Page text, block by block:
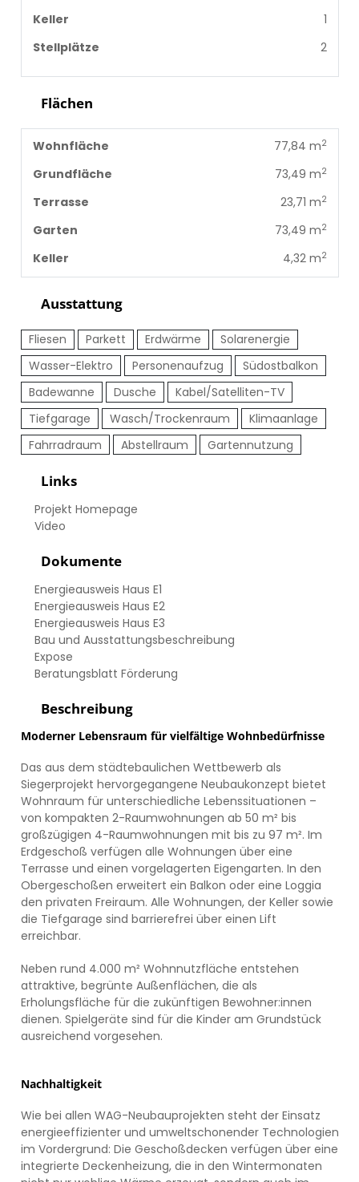
Beschreibung
Moderner Lebensraum für vielfältige Wohnbedürfnisse
Das aus dem städtebaulichen Wettbewerb als
Siegerprojekt hervorgegangene Neubaukonzept bietet
Wohnraum für unterschiedliche Lebenssituationen –
von kompakten 2-Raumwohnungen ab 50 m² bis
großzügigen 4-Raumwohnungen mit bis zu 97 m². Im
Erdgeschoß verfügen alle Wohnungen über eine
Terrasse und einen vorgelagerten Eigengarten. In den
Obergeschoßen erweitert ein Balkon oder eine Loggia
den privaten Freiraum. Alle Wohnungen, der Keller sowie
die Tiefgarage sind barrierefrei über einen Lift
erreichbar.
Neben rund 4.000 m² Wohnnutzfläche entstehen
attraktive, begrünte Außenflächen, die als
Erholungsfläche für die zukünftigen Bewohner:innen
dienen. Spielgeräte sind für die Kinder am Grundstück
ausreichend vorgesehen.
Nachhaltigkeit
Wie bei allen WAG-Neubauprojekten steht der Einsatz
energieeffizienter und umweltschonender Technologien
im Vordergrund: Die Geschoßdecken verfügen über eine
integrierte Deckenheizung, die in den Wintermonaten
Keller
1
Stellplätze
2
Flächen
Wohnfläche 77,84 m2
Grundfläche 73,49 m2
Terrasse 23,71 m2
Garten 73,49 m2
Keller 4,32 m2
Ausstattung
Fliesen Parkett Erdwärme
Solarenergie
Wasser-Elektro
Personenaufzug
Südostbalkon
Badewanne
Dusche
Kabel/Satelliten-TV
Tiefgarage
Wasch/Trockenraum
Klimaanlage
Fahrradraum
Abstellraum Gartennutzung
Links
Projekt Homepage
Video
Dokumente
Energieausweis Haus E1
Energieausweis Haus E2
Energieausweis Haus E3
Bau und Ausstattungsbeschreibung
Expose
Beratungsblatt Förderung